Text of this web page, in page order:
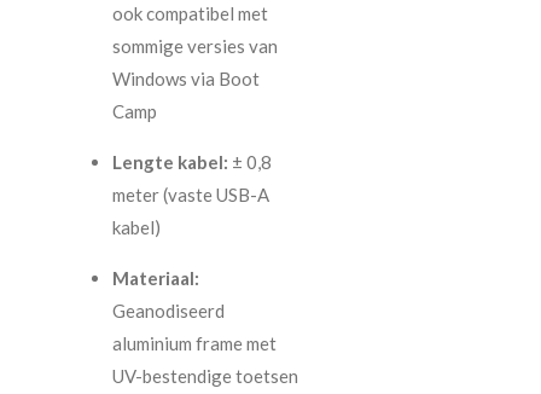
ook compatibel met
sommige versies van
Windows via Boot
Camp
Lengte kabel: ± 0,8
meter (vaste USB-A
kabel)
Materiaal:
Geanodiseerd
aluminium frame met
UV-bestendige toetsen